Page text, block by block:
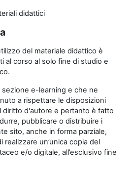
didattici
del materiale didattico è
al corso al solo fine di studio e
e-learning e che ne
a rispettare le disposizioni
diritto d'autore e pertanto è fatto
pubblicare o distribuire i
sito, anche in forma parziale,
realizzare un’unica copia del
e/o digitale, all’esclusivo fine